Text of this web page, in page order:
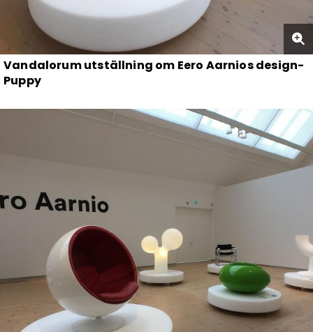
Vandalorum utställning om Eero Aarnios design-
Puppy